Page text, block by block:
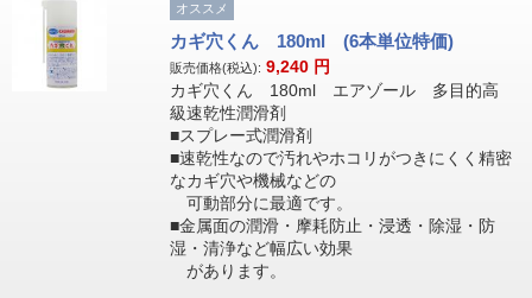
オススメ
カギ穴くん 180ml (6本単位特価)
販売価格(税込): 9,240 円
カギ穴くん 180ml エアゾール 多目的高
級速乾性潤滑剤
■スプレー式潤滑剤
■速乾性なので汚れやホコリがつきにくく精密
なカギ穴や機械などの
可動部分に最適です。
■金属面の潤滑・摩耗防止・浸透・除湿・防
湿・清浄など幅広い効果
があります。